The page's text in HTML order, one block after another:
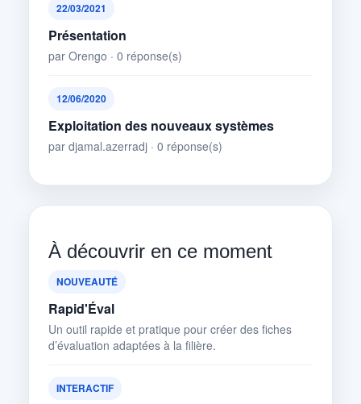
22/03/2021
Présentation
par Orengo · 0 réponse(s)
12/06/2020
Exploitation des nouveaux systèmes
par djamal.azerradj · 0 réponse(s)
À découvrir en ce moment
NOUVEAUTÉ
Rapid'Éval
Un outil rapide et pratique pour créer des fiches
d’évaluation adaptées à la filière.
INTERACTIF